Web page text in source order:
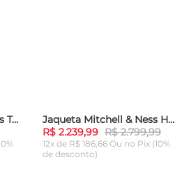
20%
Jaqueta Mitchell & Ness Team OG 2.0 Anorak Windbreaker Chicago Bulls Preta
-20%Jaqueta Mitchell & Ness HOF N&N Satin Jacket San Antonio Spurs Tony Parker Preta
R$ 2.239,99 R$ 2.799,99
12x de R$ 186,66 Ou no Pix (10%
de desconto)